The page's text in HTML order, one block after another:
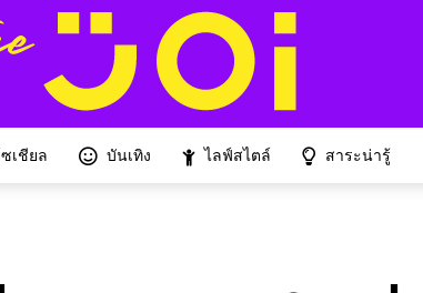
ซเชียล บันเทิง ไลฟ์สไตล์ สาระน่ารู้